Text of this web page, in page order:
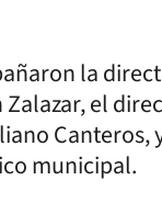
la
el
Canteros,
municipal.